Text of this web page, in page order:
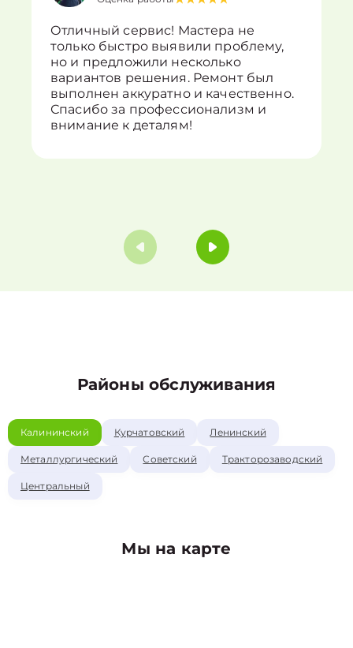
Отличный сервис! Мастера не
только быстро выявили проблему,
но и предложили несколько
вариантов решения. Ремонт был
выполнен аккуратно и качественно.
Спасибо за профессионализм и
внимание к деталям!
Районы обслуживания
Калининский Курчатовский Ленинский
Металлургический Советский Тракторозаводский
Центральный
Мы на карте